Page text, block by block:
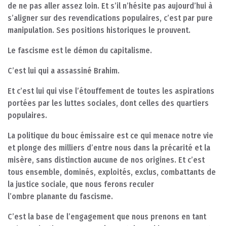
de ne pas aller assez loin. Et s’il n’hésite pas aujourd’hui à
s’aligner sur des revendications populaires, c’est par pure
manipulation. Ses positions historiques le prouvent.
Le fascisme est le démon du capitalisme.
C’est lui qui a assassiné Brahim.
Et c’est lui qui vise l’étouffement de toutes les aspirations
portées par les luttes sociales, dont celles des quartiers
populaires.
La politique du bouc émissaire est ce qui menace notre vie
et plonge des milliers d’entre nous dans la précarité et la
misère, sans distinction aucune de nos origines. Et c’est
tous ensemble, dominés, exploités, exclus, combattants de
la justice sociale, que nous ferons reculer
l’ombre planante du fascisme.
C’est la base de l’engagement que nous prenons en tant